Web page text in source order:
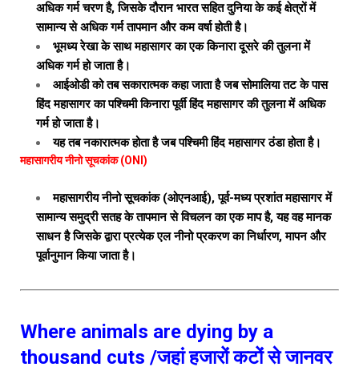
अधिक गर्म चरण है, जिसके दौरान भारत सहित दुनिया के कई क्षेत्रों में
सामान्य से अधिक गर्म तापमान और कम वर्षा होती है।
भूमध्य रेखा के साथ महासागर का एक किनारा दूसरे की तुलना में
अधिक गर्म हो जाता है।
आईओडी को तब सकारात्मक कहा जाता है जब सोमालिया तट के पास
हिंद महासागर का पश्चिमी किनारा पूर्वी हिंद महासागर की तुलना में अधिक
गर्म हो जाता है।
यह तब नकारात्मक होता है जब पश्चिमी हिंद महासागर ठंडा होता है।
महासागरीय नीनो सूचकांक (ONI)
महासागरीय नीनो सूचकांक (ओएनआई), पूर्व-मध्य प्रशांत महासागर में
सामान्य समुद्री सतह के तापमान से विचलन का एक माप है, यह वह मानक
साधन है जिसके द्वारा प्रत्येक एल नीनो प्रकरण का निर्धारण, मापन और
पूर्वानुमान किया जाता है।
Where animals are dying by a
thousand cuts /जहां हजारों कटों से जानवर